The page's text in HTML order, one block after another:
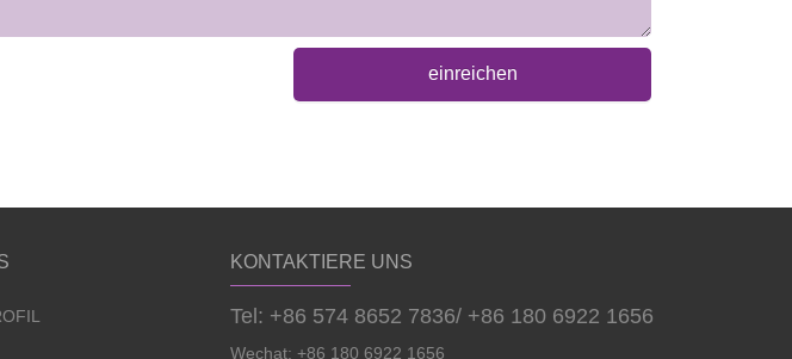
einreichen
KONTAKTIERE UNS
Tel: +86 574 8652 7836/ +86 180 6922 1656
Wechat: +86 180 6922 1656